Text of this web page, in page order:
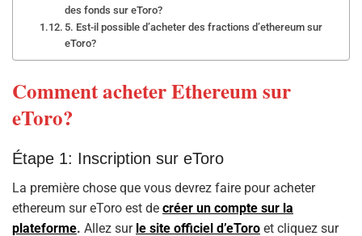
des fonds sur eToro?
5. Est-il possible d’acheter des fractions d’ethereum sur
eToro?
Comment acheter Ethereum sur
eToro?
Étape 1: Inscription sur eToro
La première chose que vous devrez faire pour acheter
ethereum sur eToro est de créer un compte sur la
plateforme. Allez sur le site officiel d’eToro et cliquez sur